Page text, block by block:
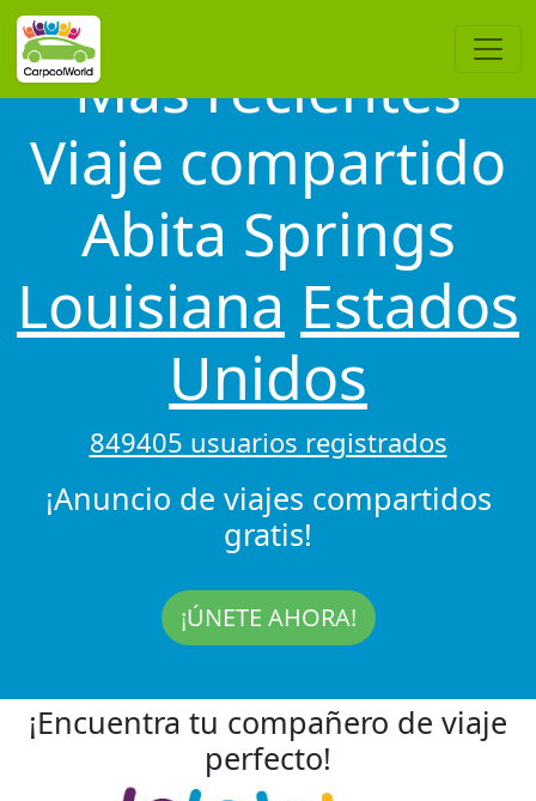
Más recientes
Viaje compartido
Abita Springs
Louisiana Estados
Unidos
849405 usuarios registrados
¡Anuncio de viajes compartidos
gratis!
¡ÚNETE AHORA!
¡Encuentra tu compañero de viaje
perfecto!